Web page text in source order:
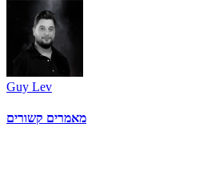
Guy Lev
מאמרים קשורים